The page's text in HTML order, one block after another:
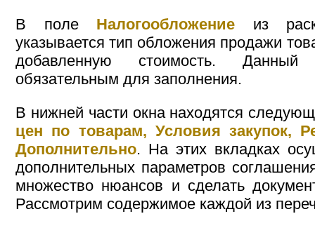
В поле Налогообложение из
указывается тип обложения продажи
добавленную стоимость. Данный
обязательным для заполнения.
В нижней части окна находятся
цен по товарам, Условия закупок,
Дополнительно. На этих вкладках
дополнительных параметров
множество нюансов и сделать
Рассмотрим содержимое каждой из